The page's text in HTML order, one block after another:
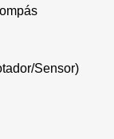
Sensor)